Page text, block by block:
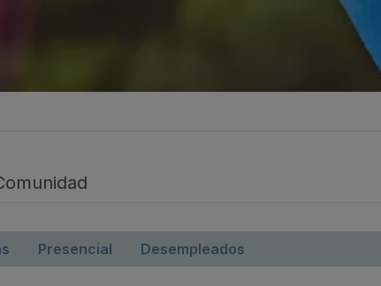
Presencial Desempleados